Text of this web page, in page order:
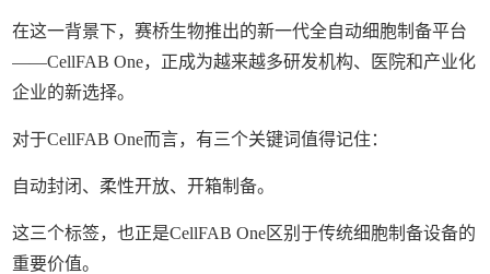
在这一背景下，赛桥生物推出的新一代全自动细胞制备平台
——CellFAB One，正成为越来越多研发机构、医院和产业化
企业的新选择。
对于CellFAB One而言，有三个关键词值得记住：
自动封闭、柔性开放、开箱制备。
这三个标签，也正是CellFAB One区别于传统细胞制备设备的
重要价值。